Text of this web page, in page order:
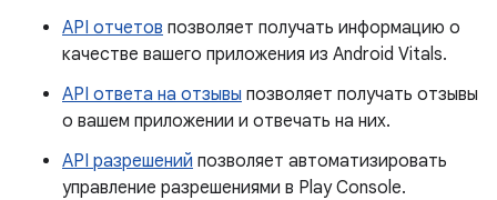
API отчетов позволяет получать информацию о
качестве вашего приложения из Android Vitals.
API ответа на отзывы позволяет получать отзывы
о вашем приложении и отвечать на них.
API разрешений позволяет автоматизировать
управление разрешениями в Play Console.